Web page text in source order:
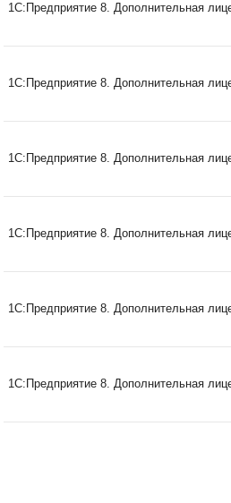
1С:Предприятие 8. Дополнительная
1С:Предприятие 8. Дополнительная
1С:Предприятие 8. Дополнительная
1С:Предприятие 8. Дополнительная
1С:Предприятие 8. Дополнительная
1С:Предприятие 8. Дополнительная